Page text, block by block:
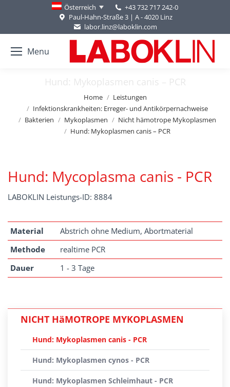
Österreich
+43 732 717 242-0
Paul-Hahn-Straße 3 | A - 4020 Linz
labor.linz@laboklin.com
Menu
Hund: Mykoplasmen canis – PCR
Home
Leistungen
Infektionskrankheiten: Erreger- und Antikörpernachweise
Bakterien
Mykoplasmen
Nicht hämotrope Mykoplasmen
Hund: Mykoplasmen canis – PCR
Hund: Mycoplasma canis - PCR
LABOKLIN Leistungs-ID: 8884
Material
Abstrich ohne Medium, Abortmaterial
Methode
realtime PCR
Dauer
1 - 3 Tage
NICHT HäMOTROPE MYKOPLASMEN
Hund: Mykoplasmen canis - PCR
Hund: Mykoplasmen cynos - PCR
Hund: Mykoplasmen Schleimhaut - PCR